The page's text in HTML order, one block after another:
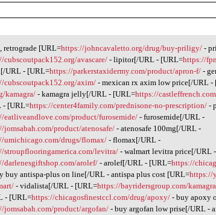
retrograde
retrograde [URL=https://johncavaletto.org/drug/buy-priligy/ -
cubscoutpack152.org/avascare/ - lipitor[/URL - [URL=https://
URL - [URL=https://parkerstaxidermy.com/product/apron-f/ -
cubscoutpack152.org/axim/ - mexican rx axim low price[/URL -
kamagra/- kamagra jelly[/URL - [URL=https://
- [URL=https://center4family.com/prednisone-no-prescription/ -
eatliveandlove.com/product/furosemide/- furosemide[/URL -
jomsabah.com/product/atenosafe/ - atenosafe 100mg[/URL -
umichicago.com/drugs/flomax/ - flomax[/URL -
stroupflooringamerica.com/levitra/ - walmart levitra price[/URL
darlenesgiftshop.com/arolef/ - arolef[/URL - [URL=https://
buy antispa-plus on line[/URL - antispa plus cost [URL=https://
- vidalista[/URL - [URL=https://bayridersgroup.com/
- [URL=https://chicagosfinestccl.com/drug/apoxy/ - buy apoxy
jomsabah.com/product/argofan/- buy argofan low prise[/URL -